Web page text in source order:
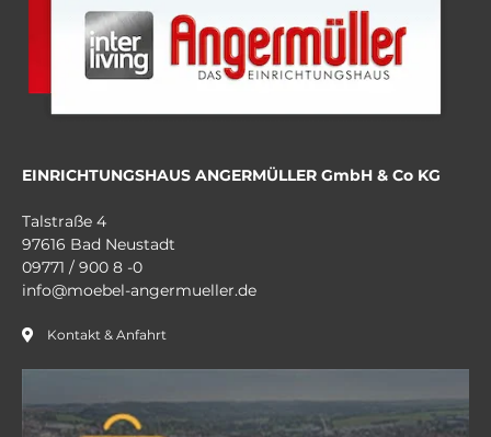
EINRICHTUNGSHAUS ANGERMÜLLER GmbH & Co KG
Talstraße 4
97616 Bad Neustadt
09771 / 900 8 -0
info@moebel-angermueller.de
Kontakt & Anfahrt